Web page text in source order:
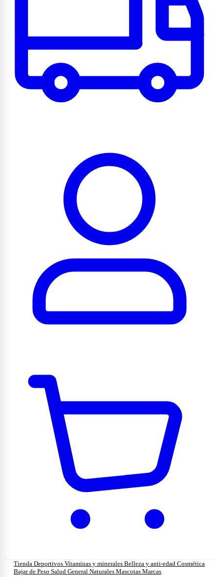
Tienda Deportivos Vitaminas y minerales Belleza y anti-edad Cosmética
Bajar de Peso Salud General Naturales Mascotas Marcas